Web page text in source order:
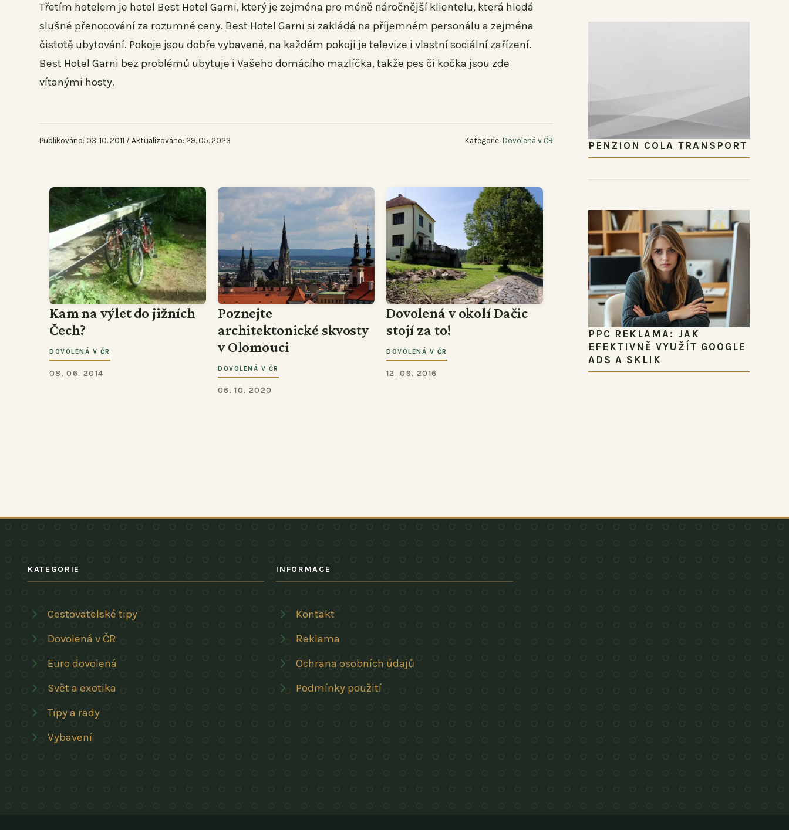
Třetím hotelem je hotel Best Hotel Garni, který je zejména pro méně náročnější klientelu, která hledá
slušné přenocování za rozumné ceny. Best Hotel Garni si zakládá na příjemném personálu a zejména
čistotě ubytování. Pokoje jsou dobře vybavené, na každém pokoji je televize i vlastní sociální zařízení.
Best Hotel Garni bez problémů ubytuje i Vašeho domácího mazlíčka, takže pes či kočka jsou zde
vítanými hosty.
Publikováno: 03. 10. 2011 / Aktualizováno: 29. 05. 2023 Kategorie: Dovolená v ČR
Kam na výlet do jižních
Čech?
DOVOLENÁ V ČR
08. 06. 2014
Poznejte
architektonické skvosty
v Olomouci
DOVOLENÁ V ČR
06. 10. 2020
Dovolená v okolí Dačic
stojí za to!
DOVOLENÁ V ČR
12. 09. 2016
PENZION COLA TRANSPORT
PPC REKLAMA: JAK
EFEKTIVNĚ VYUŽÍT GOOGLE
ADS A SKLIK
KATEGORIE
Cestovatelské tipy
Dovolená v ČR
Euro dovolená
Svět a exotika
Tipy a rady
Vybavení
INFORMACE
Kontakt
Reklama
Ochrana osobních údajů
Podmínky použití